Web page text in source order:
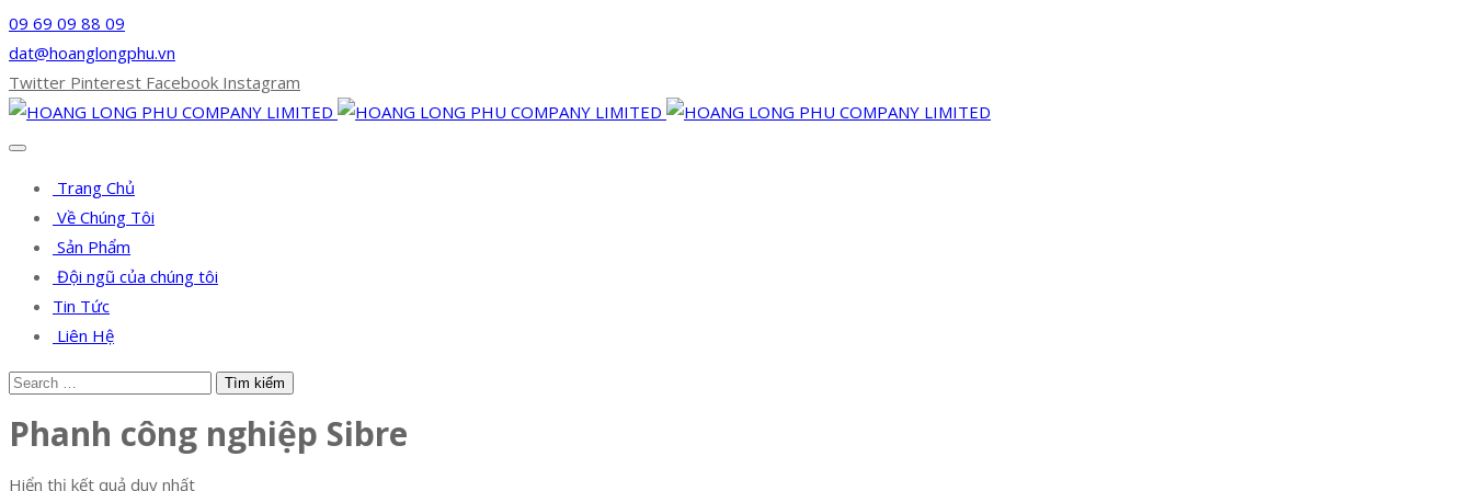
09 69 09 88 09
dat@hoanglongphu.vn
Twitter Pinterest Facebook Instagram
Trang Chủ
Về Chúng Tôi
Sản Phẩm
Đội ngũ của chúng tôi
Tin Tức
Liên Hệ
Phanh công nghiệp Sibre
Hiển thị kết quả duy nhất